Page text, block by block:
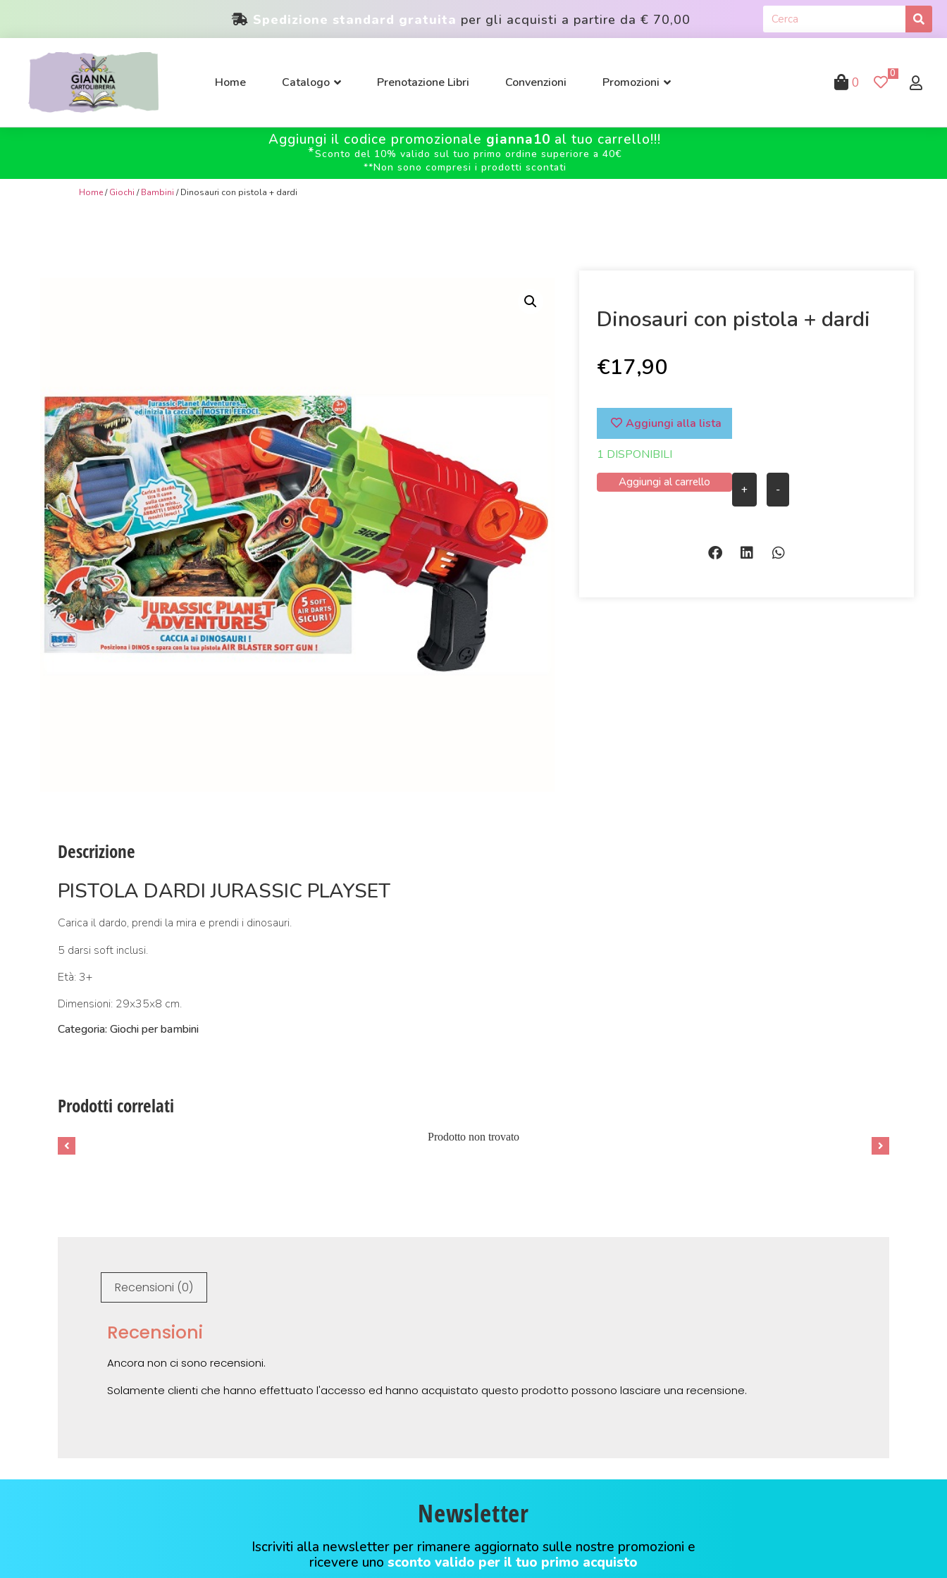
Spedizione standard gratuita per gli acquisti a partire da € 70,00
Home Catalogo Prenotazione Libri Convenzioni Promozioni 0
0
Aggiungi il codice promozionale gianna10 al tuo carrello!!!
*Sconto del 10% valido sul tuo primo ordine superiore a 40€
**Non sono compresi i prodotti scontati
Home/Giochi /Bambini / Dinosauri con pistola + dardi
Dinosauri con pistola + dardi
€17,90
Aggiungi alla lista
1 DISPONIBILI
+ -
Aggiungi al carrello
Descrizione
PISTOLA DARDI JURASSIC PLAYSET
Carica il dardo, prendi la mira e prendi i dinosauri.
5 darsi soft inclusi.
Età: 3+
Dimensioni: 29x35x8 cm.
Categoria: Giochi per bambini
Prodotti correlati
Prodotto non trovato
Recensioni (0)
Recensioni
Ancora non ci sono recensioni.
Solamente clienti che hanno effettuato l'accesso ed hanno acquistato questo prodotto possono lasciare una recensione.
Newsletter
Iscriviti alla newsletter per rimanere aggiornato sulle nostre promozioni e
ricevere uno sconto valido per il tuo primo acquisto